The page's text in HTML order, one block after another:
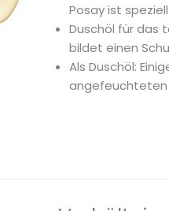
Posay ist
Duschöl für das
bildet einen
Als Duschöl:
angefeuchteten